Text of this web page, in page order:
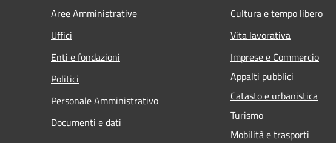
Aree Amministrative
Uffici
Enti e fondazioni
Politici
Personale Amministrativo
Documenti e dati
Cultura e tempo libero
Vita lavorativa
Imprese e Commercio
Appalti pubblici
Catasto e urbanistica
Turismo
Mobilità e trasporti